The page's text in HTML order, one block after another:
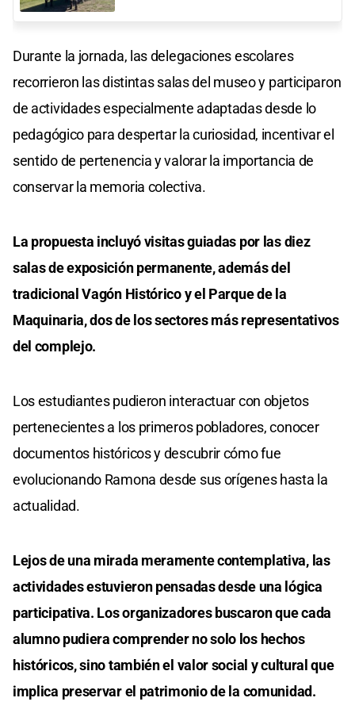
Durante la jornada, las delegaciones escolares
recorrieron las distintas salas del museo y participaron
de actividades especialmente adaptadas desde lo
pedagógico para despertar la curiosidad, incentivar el
sentido de pertenencia y valorar la importancia de
conservar la memoria colectiva.
La propuesta incluyó visitas guiadas por las diez
salas de exposición permanente, además del
tradicional Vagón Histórico y el Parque de la
Maquinaria, dos de los sectores más representativos
del complejo.
Los estudiantes pudieron interactuar con objetos
pertenecientes a los primeros pobladores, conocer
documentos históricos y descubrir cómo fue
evolucionando Ramona desde sus orígenes hasta la
actualidad.
Lejos de una mirada meramente contemplativa, las
actividades estuvieron pensadas desde una lógica
participativa. Los organizadores buscaron que cada
alumno pudiera comprender no solo los hechos
históricos, sino también el valor social y cultural que
implica preservar el patrimonio de la comunidad.